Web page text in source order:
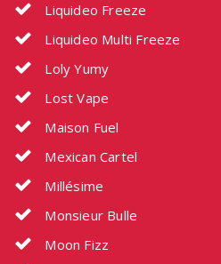
Liquideo Freeze
Liquideo Multi Freeze
Loly Yumy
Lost Vape
Maison Fuel
Mexican Cartel
Millésime
Monsieur Bulle
Moon Fizz